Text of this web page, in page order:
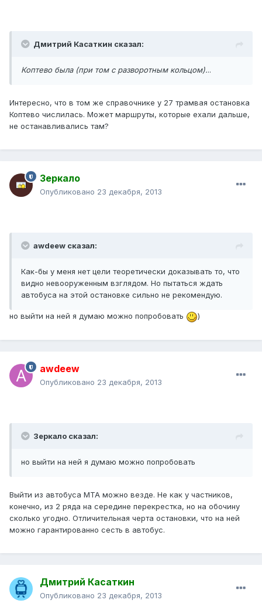
Дмитрий Касаткин сказал:
Коптево была (при том с разворотным кольцом)...
Интересно, что в том же справочнике у 27 трамвая остановка
Коптево числилась. Может маршруты, которые ехали дальше,
не останавливались там?
Зеркало
Опубликовано 23 декабря, 2013
awdeew сказал:
Как-бы у меня нет цели теоретически доказывать то, что
видно невооруженным взглядом. Но пытаться ждать
автобуса на этой остановке сильно не рекомендую.
но выйти на ней я думаю можно попробовать )
awdeew
Опубликовано 23 декабря, 2013
Зеркало сказал:
но выйти на ней я думаю можно попробовать
Выйти из автобуса МТА можно везде. Не как у частников,
конечно, из 2 ряда на середине перекрестка, но на обочину
сколько угодно. Отличительная черта остановки, что на ней
можно гарантированно сесть в автобус.
Дмитрий Касаткин
Опубликовано 23 декабря, 2013